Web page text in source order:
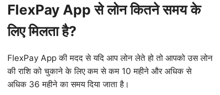
FlexPay App से लोन कितने समय के
लिए मिलता है?
FlexPay App की मदद से यदि आप लोन लेते हो तो आपको उस लोन
की राशि को चुकाने के लिए कम से कम 10 महीने और अधिक से
अधिक 36 महीने का समय दिया जाता है।